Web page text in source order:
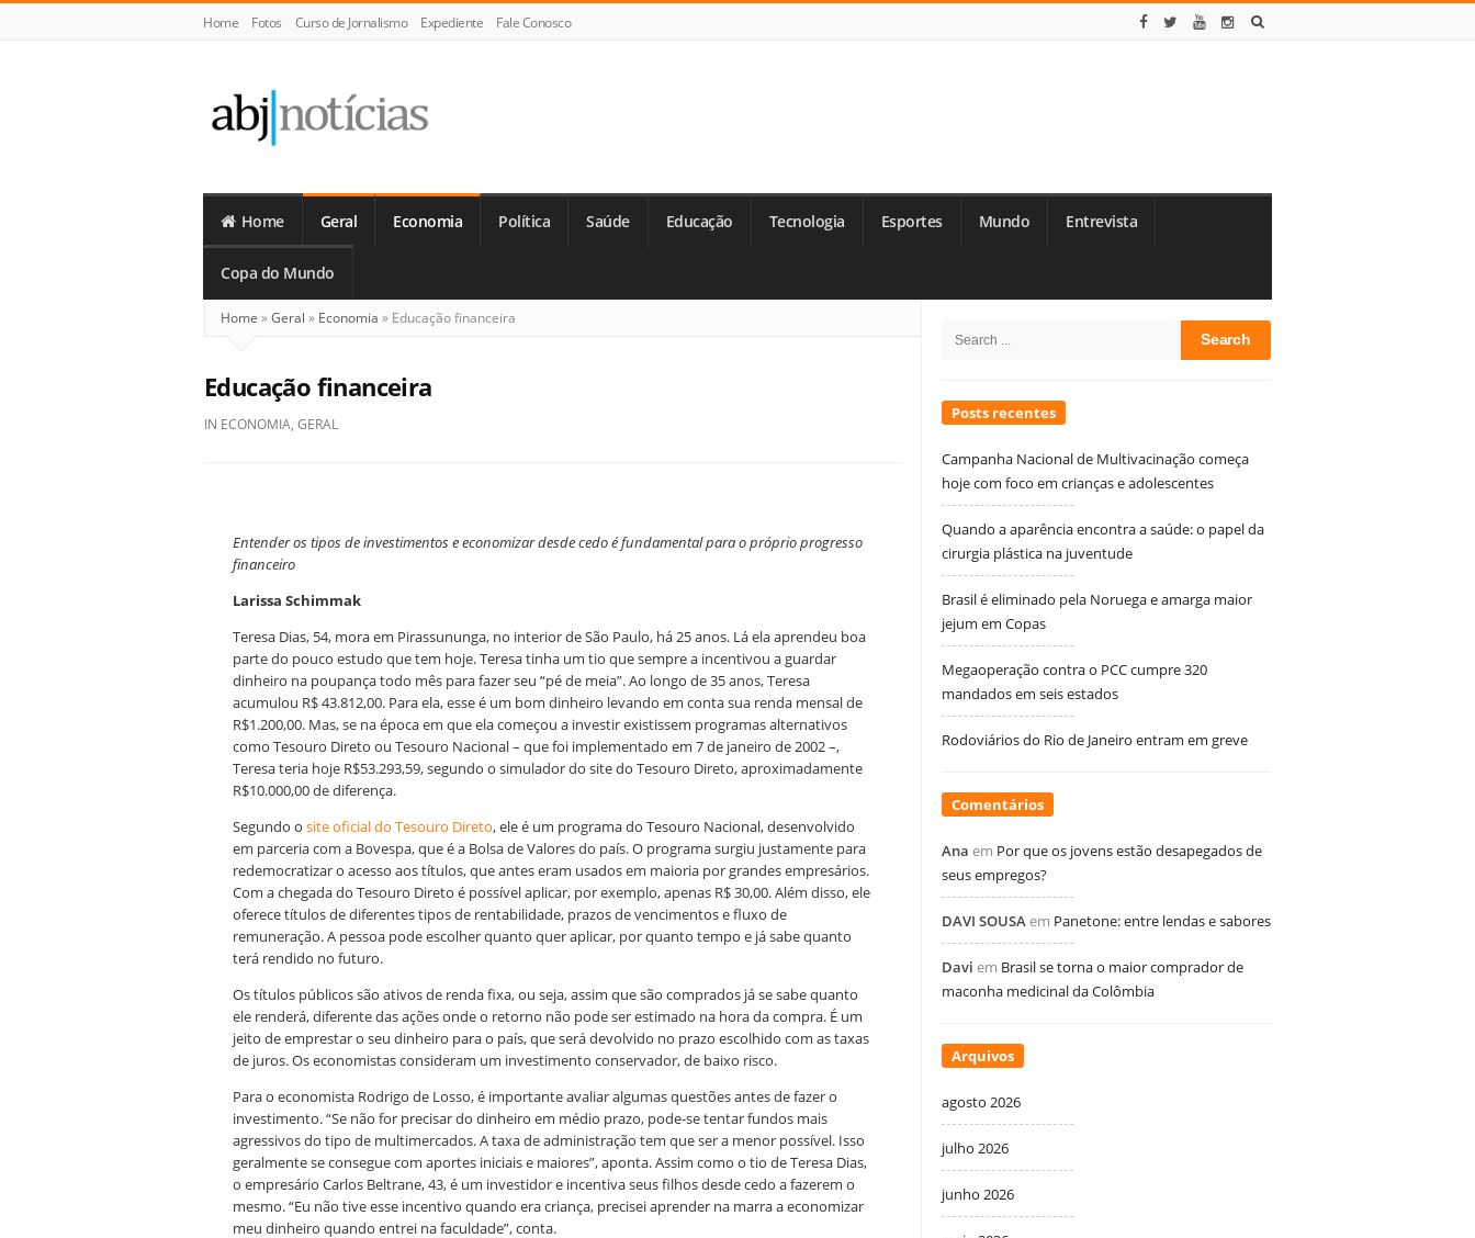
Home Fotos Curso de Jornalismo Expediente Fale Conosco
Notícias
Home Geral Economia Política Saúde Educação Tecnologia Esportes Mundo Entrevista
Copa do Mundo
Home »Geral » Economia » Educação financeira
Educação financeira
IN ECONOMIA, GERAL
Entender os tipos de investimentos e economizar desde cedo é fundamental para o próprio progresso
financeiro
Larissa Schimmak
Teresa Dias, 54, mora em Pirassununga, no interior de São Paulo, há 25 anos. Lá ela aprendeu boa
parte do pouco estudo que tem hoje. Teresa tinha um tio que sempre a incentivou a guardar
dinheiro na poupança todo mês para fazer seu “pé de meia”. Ao longo de 35 anos, Teresa
acumulou R$ 43.812,00. Para ela, esse é um bom dinheiro levando em conta sua renda mensal de
R$1.200,00. Mas, se na época em que ela começou a investir existissem programas alternativos
como Tesouro Direto ou Tesouro Nacional – que foi implementado em 7 de janeiro de 2002 –,
Teresa teria hoje R$53.293,59, segundo o simulador do site do Tesouro Direto, aproximadamente
R$10.000,00 de diferença.
Segundo o site oficial do Tesouro Direto, ele é um programa do Tesouro Nacional, desenvolvido
em parceria com a Bovespa, que é a Bolsa de Valores do país. O programa surgiu justamente para
redemocratizar o acesso aos títulos, que antes eram usados em maioria por grandes empresários.
Com a chegada do Tesouro Direto é possível aplicar, por exemplo, apenas R$ 30,00. Além disso, ele
oferece títulos de diferentes tipos de rentabilidade, prazos de vencimentos e fluxo de
remuneração. A pessoa pode escolher quanto quer aplicar, por quanto tempo e já sabe quanto
terá rendido no futuro.
Os títulos públicos são ativos de renda fixa, ou seja, assim que são comprados já se sabe quanto
ele renderá, diferente das ações onde o retorno não pode ser estimado na hora da compra. É um
jeito de emprestar o seu dinheiro para o país, que será devolvido no prazo escolhido com as taxas
de juros. Os economistas consideram um investimento conservador, de baixo risco.
Para o economista Rodrigo de Losso, é importante avaliar algumas questões antes de fazer o
investimento. “Se não for precisar do dinheiro em médio prazo, pode-se tentar fundos mais
agressivos do tipo de multimercados. A taxa de administração tem que ser a menor possível. Isso
geralmente se consegue com aportes iniciais e maiores”, aponta. Assim como o tio de Teresa Dias,
o empresário Carlos Beltrane, 43, é um investidor e incentiva seus filhos desde cedo a fazerem o
mesmo. “Eu não tive esse incentivo quando era criança, precisei aprender na marra a economizar
meu dinheiro quando entrei na faculdade”, conta.
Sidebar
Search
Posts recentes
Campanha Nacional de Multivacinação começa
hoje com foco em crianças e adolescentes
Quando a aparência encontra a saúde: o papel da
cirurgia plástica na juventude
Brasil é eliminado pela Noruega e amarga maior
jejum em Copas
Megaoperação contra o PCC cumpre 320
mandados em seis estados
Rodoviários do Rio de Janeiro entram em greve
Comentários
Ana em Por que os jovens estão desapegados de
seus empregos?
DAVI SOUSAem Panetone: entre lendas e sabores
Davi em Brasil se torna o maior comprador de
maconha medicinal da Colômbia
Arquivos
agosto 2026
julho 2026
junho 2026